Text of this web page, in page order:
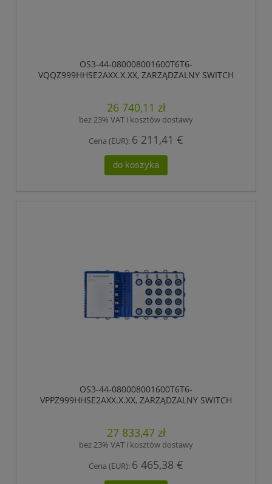
OS3-44-080008001600T6T6-
VQQZ999HHSE2AXX.X.XX, ZARZĄDZALNY SWITCH
ZGODNY Z IEEE 802.3AT (ZASILANIE WBUDOWANE
POE +), ELEKTRYCZNE PORTY UPLINK GIGABIT
26 740,11 zł
bez 23% VAT i kosztów dostawy
Cena (EUR): 6 211,41 €
do koszyka
OS3-44-080008001600T6T6-
VPPZ999HHSE2AXX.X.XX, ZARZĄDZALNY SWITCH
ZGODNY Z IEEE 802.3AT (ZASILANIE WBUDOWANE
POE +), ELEKTRYCZNE PORTY UPLINK GIGABIT
27 833,47 zł
bez 23% VAT i kosztów dostawy
Cena (EUR): 6 465,38 €